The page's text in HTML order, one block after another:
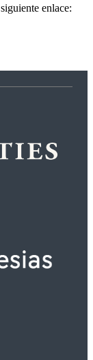
enlace: